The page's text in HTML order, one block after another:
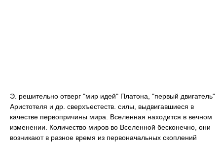
Э. решительно отверг "мир идей" Платона, "первый двигатель"
Аристотеля и др. сверхъестеств. силы, выдвигавшиеся в
качестве первопричины мира. Вселенная находится в вечном
изменении. Количество миров во Вселенной бесконечно, они
возникают в разное время из первоначальных скоплений